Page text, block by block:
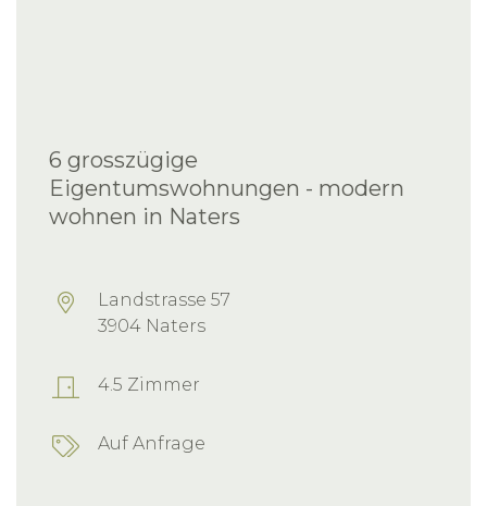
6 grosszügige
Eigentumswohnungen - modern
wohnen in Naters
Landstrasse 57
3904 Naters
4.5 Zimmer
Auf Anfrage